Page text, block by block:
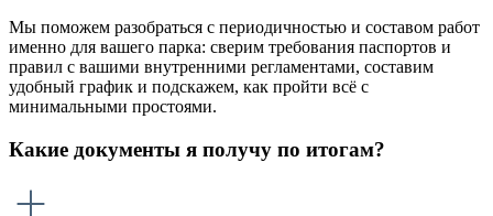
Мы поможем разобраться с периодичностью и составом работ
именно для вашего парка: сверим требования паспортов и
правил с вашими внутренними регламентами, составим
удобный график и подскажем, как пройти всё с
минимальными простоями.
Какие документы я получу по итогам?